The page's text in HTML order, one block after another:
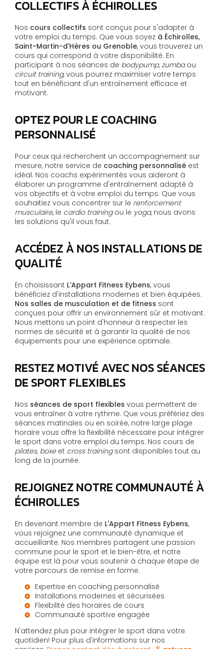
COLLECTIFS À ÉCHIROLLES
Nos cours collectifs sont conçus pour s'adapter à
votre emploi du temps. Que vous soyez à Échirolles,
Saint-Martin-d'Hères ou Grenoble, vous trouverez un
cours qui correspond à votre disponibilité. En
participant à nos séances de bodypump, zumbaou
circuit training, vous pourrez maximiser votre temps
tout en bénéficiant d'un entraînement efficace et
motivant.
OPTEZ POUR LE COACHING
PERSONNALISÉ
Pour ceux qui recherchent un accompagnement sur
mesure, notre service de coaching personnalisé est
idéal. Nos coachs expérimentés vous aideront à
élaborer un programme d'entraînement adapté à
vos objectifs et à votre emploi du temps. Que vous
souhaitiez vous concentrer sur le renforcement
musculaire, le cardio trainingou le yoga, nous avons
les solutions qu'il vous faut.
ACCÉDEZ À NOS INSTALLATIONS DE
QUALITÉ
En choisissant L'Appart Fitness Eybens, vous
bénéficiez d'installations modernes et bien équipées.
Nos salles de musculation et de fitness sont
conçues pour offrir un environnement sûr et motivant.
Nous mettons un point d'honneur à respecter les
normes de sécurité et à garantir la qualité de nos
équipements pour une expérience optimale.
RESTEZ MOTIVÉ AVEC NOS SÉANCES
DE SPORT FLEXIBLES
Nos séances de sport flexibles vous permettent de
vous entraîner à votre rythme. Que vous préfériez des
séances matinales ou en soirée, notre large plage
horaire vous offre la flexibilité nécessaire pour intégrer
le sport dans votre emploi du temps. Nos cours de
pilates, boxeet cross trainingsont disponibles tout au
long de la journée.
REJOIGNEZ NOTRE COMMUNAUTÉ À
ÉCHIROLLES
En devenant membre de L'Appart Fitness Eybens,
vous rejoignez une communauté dynamique et
accueillante. Nos membres partagent une passion
commune pour le sport et le bien-être, et notre
équipe est là pour vous soutenir à chaque étape de
votre parcours de remise en forme.
Expertise en coaching personnalisé
Installations modernes et sécurisées
Flexibilité des horaires de cours
Communauté sportive engagée
N'attendez plus pour intégrer le sport dans votre
quotidien! Pour plus d'informations sur nos